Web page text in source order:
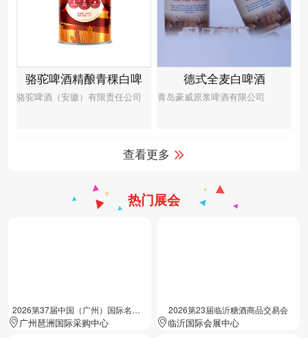
骆驼啤酒精酿青稞白啤
骆驼啤酒（安徽）有限责任公司
德式全麦白啤酒
青岛豪威原浆啤酒有限公司
查看更多
热门展会
2026第37届中国（广州）国际名酒展览会
广州琶洲国际采购中心
2026第23届临沂糖酒商品交易会
临沂国际会展中心